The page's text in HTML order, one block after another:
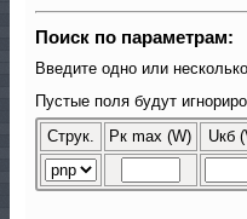
Поиск по параметрам:
Введите одно или
Пустые поля будут
Струк. Pк max (W) Uкб